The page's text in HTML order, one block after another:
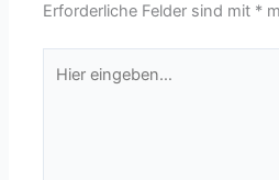
Erforderliche Felder sind mit *
eingeben…